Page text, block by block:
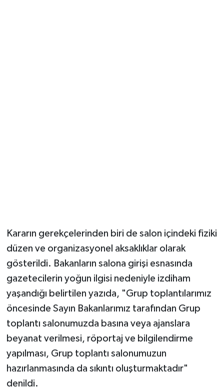
Kararın gerekçelerinden biri de salon içindeki fiziki
düzen ve organizasyonel aksaklıklar olarak
gösterildi. Bakanların salona girişi esnasında
gazetecilerin yoğun ilgisi nedeniyle izdiham
yaşandığı belirtilen yazıda, "Grup toplantılarımız
öncesinde Sayın Bakanlarımız tarafından Grup
toplantı salonumuzda basına veya ajanslara
beyanat verilmesi, röportaj ve bilgilendirme
yapılması, Grup toplantı salonumuzun
hazırlanmasında da sıkıntı oluşturmaktadır"
denildi.